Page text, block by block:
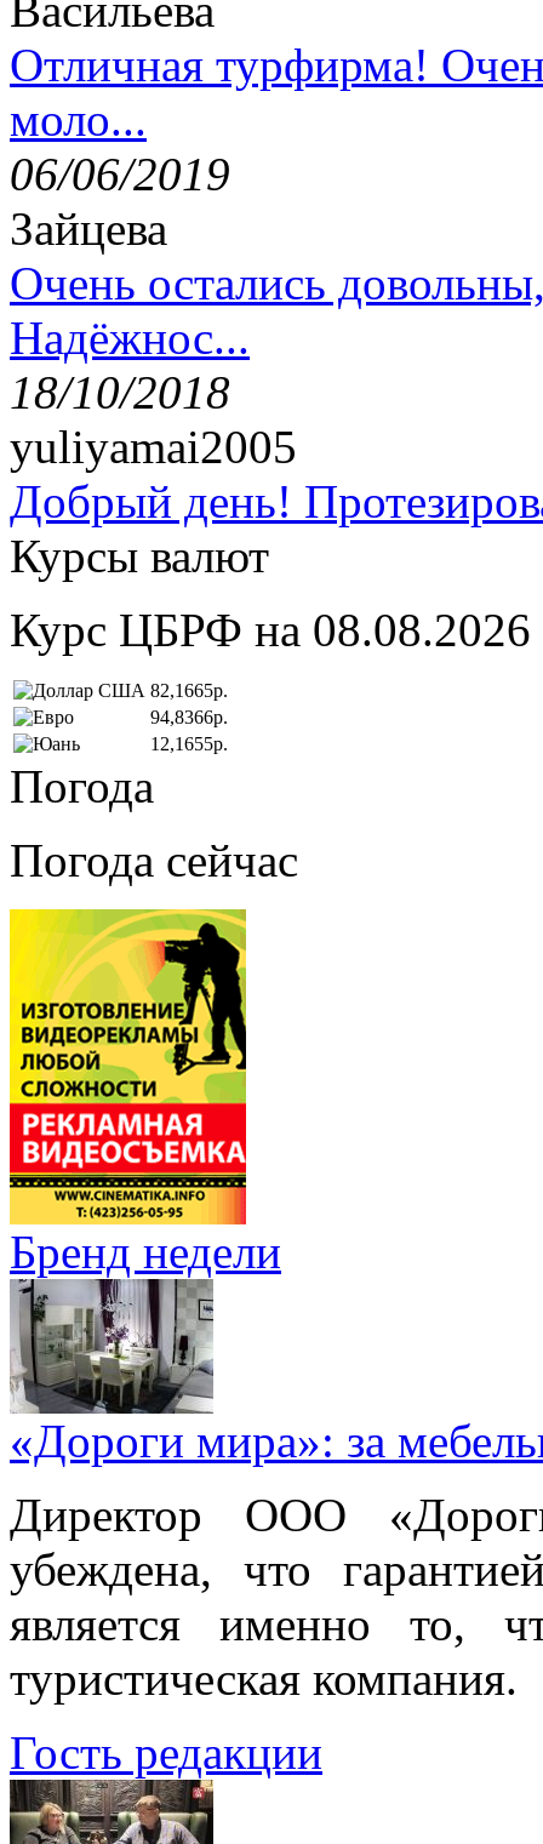
Отличная турфирма!
моло...
06/06/2019
Зайцева
Очень остались
Надёжнос...
18/10/2018
yuliyamai2005
Добрый день!
Курсы валют
Курс ЦБРФ на 08.08.2026
82,1665р.
94,8366р.
12,1655р.
Погода
Погода сейчас
Бренд недели
«Дороги мира»: за
Директор ООО
убеждена, что
является именно то,
туристическая компания.
Гость редакции